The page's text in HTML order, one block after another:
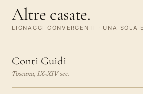
Altre casate.
LIGNAGGI CONVERGENTI · UNA SOLA
Conti Guidi
Toscana, IX–XIV sec.